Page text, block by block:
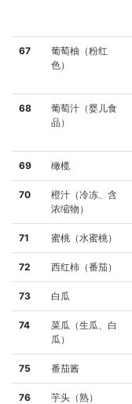
67
葡萄柚（粉红
色）
68
葡萄汁（婴儿食
品）
69 橄榄
70
橙汁（冷冻、含
浓缩物）
71 蜜桃（水蜜桃）
72 西红柿（番茄）
73 白瓜
74
菜瓜（生瓜、白
瓜）
75 番茄酱
76 芋头（熟）